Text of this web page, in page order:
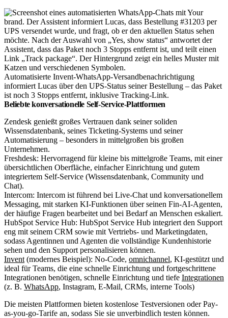
Automatisierte Invent-WhatsApp-Versandbenachrichtigung
informiert Lucas über den UPS-Status seiner Bestellung – das Paket
ist noch 3 Stopps entfernt, inklusive Tracking-Link.
Beliebte konversationelle Self-Service-Plattformen
Zendesk genießt großes Vertrauen dank seiner soliden
Wissensdatenbank, seines Ticketing-Systems und seiner
Automatisierung – besonders in mittelgroßen bis großen
Unternehmen.
Freshdesk: Hervorragend für kleine bis mittelgroße Teams, mit einer
übersichtlichen Oberfläche, einfacher Einrichtung und gutem
integriertem Self-Service (Wissensdatenbank, Community und
Chat).
Intercom: Intercom ist führend bei Live-Chat und konversationellem
Messaging, mit starken KI-Funktionen über seinen Fin-AI-Agenten,
der häufige Fragen bearbeitet und bei Bedarf an Menschen eskaliert.
HubSpot Service Hub: HubSpot Service Hub integriert den Support
eng mit seinem CRM sowie mit Vertriebs- und Marketingdaten,
sodass Agentinnen und Agenten die vollständige Kundenhistorie
sehen und den Support personalisieren können.
Invent (modernes Beispiel): No-Code, omnichannel, KI-gestützt und
ideal für Teams, die eine schnelle Einrichtung und fortgeschrittene
Integrationen benötigen, schnelle Einrichtung und tiefe Integrationen
(z. B. WhatsApp, Instagram, E-Mail, CRMs, interne Tools)
Die meisten Plattformen bieten kostenlose Testversionen oder Pay-
as-you-go-Tarife an, sodass Sie sie unverbindlich testen können.